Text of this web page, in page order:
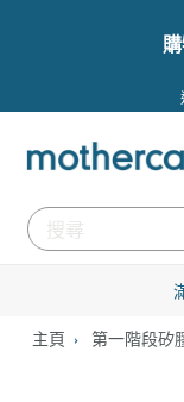
主頁 第一階段矽